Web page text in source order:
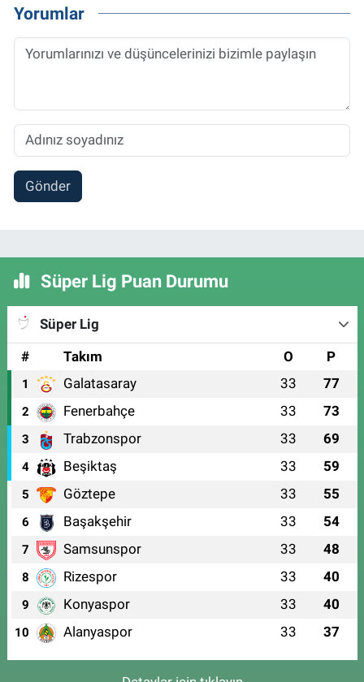
Yorumlar
Gönder
Süper Lig Puan Durumu
Süper Lig
#
Takım O P
1 Galatasaray 33 77
2 Fenerbahçe 33 73
3 Trabzonspor 33 69
4 Beşiktaş 33 59
5 Göztepe 33 55
6 Başakşehir 33 54
7 Samsunspor 33 48
8 Rizespor 33 40
9 Konyaspor 33 40
10 Alanyaspor 33 37